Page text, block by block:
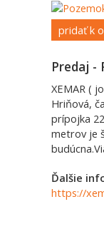
pridať k
Predaj -
XEMAR (
Hriňová,
prípojka
metrov je
Ďalšie
https://